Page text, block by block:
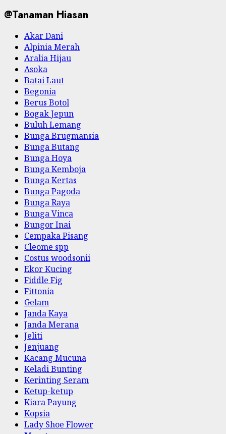
@Tanaman Hiasan
Akar Dani
Alpinia Merah
Aralia Hijau
Asoka
Batai Laut
Begonia
Berus Botol
Bogak Jepun
Buluh Lemang
Bunga Brugmansia
Bunga Butang
Bunga Hoya
Bunga Kemboja
Bunga Kertas
Bunga Pagoda
Bunga Raya
Bunga Vinca
Bungor Inai
Cempaka Pisang
Cleome spp
Costus woodsonii
Ekor Kucing
Fiddle Fig
Fittonia
Gelam
Janda Kaya
Janda Merana
Jeliti
Jenjuang
Kacang Mucuna
Keladi Bunting
Kerinting Seram
Ketup-ketup
Kiara Payung
Kopsia
Lady Shoe Flower